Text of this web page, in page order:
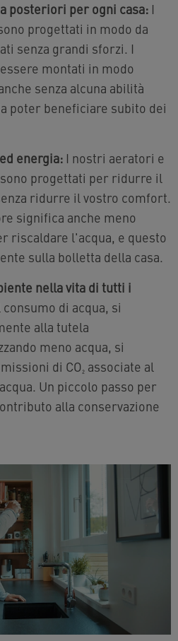
posteriori per ogni casa: I
progettati in modo da
senza grandi sforzi. I
montati in modo
senza alcuna abilità
poter beneficiare subito dei
energia: I nostri aeratori e
progettati per ridurre il
ridurre il vostro comfort.
significa anche meno
riscaldare l'acqua, e questo
sulla bolletta della casa.
nella vita di tutti i
di acqua, si
alla tutela
meno acqua, si
di CO₂ associate al
Un piccolo passo per
alla conservazione